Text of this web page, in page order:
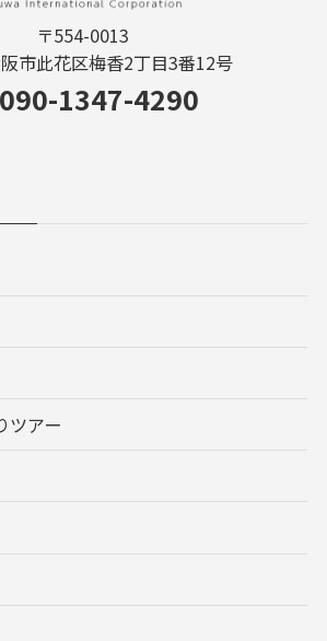
〒554-0013
市此花区梅香2丁目3番12号
090-1347-4290
ツアー